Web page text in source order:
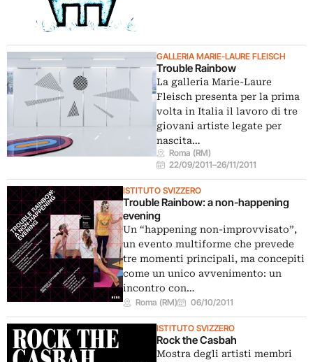
GALLERIA MARIE-LAURE FLEISCH
Trouble Rainbow
La galleria Marie-Laure
Fleisch presenta per la prima
volta in Italia il lavoro di tre
giovani artiste legate per
nascita…
Roma (RM)
22/09/2011–26/11/2011
ISTITUTO SVIZZERO
Trouble Rainbow: a non-happening
evening
Un “happening non-improvvisato”,
un evento multiforme che prevede
tre momenti principali, ma concepiti
come un unico avvenimento: un
incontro con…
Roma (RM) 06/10/2011
ISTITUTO SVIZZERO
Rock the Casbah
Mostra degli artisti membri